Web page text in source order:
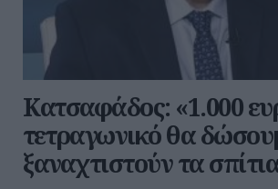
Κατσαφάδος: «1.000
τετραγωνικό θα
ξαναχτιστούν τα